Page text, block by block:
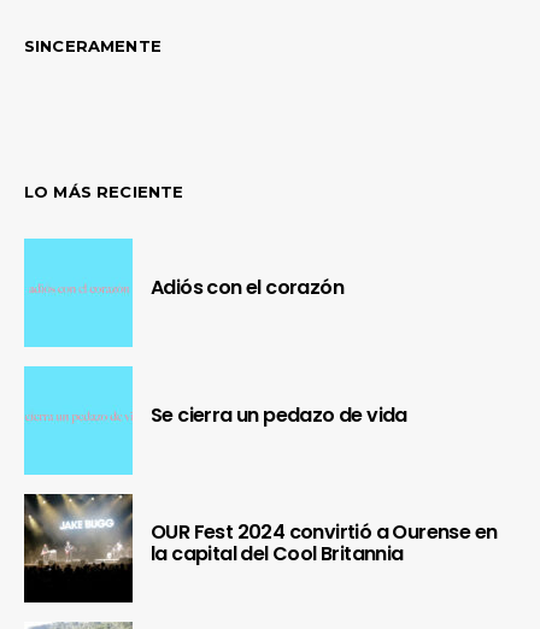
SINCERAMENTE
LO MÁS RECIENTE
Adiós con el corazón
Se cierra un pedazo de vida
OUR Fest 2024 convirtió a Ourense en
la capital del Cool Britannia